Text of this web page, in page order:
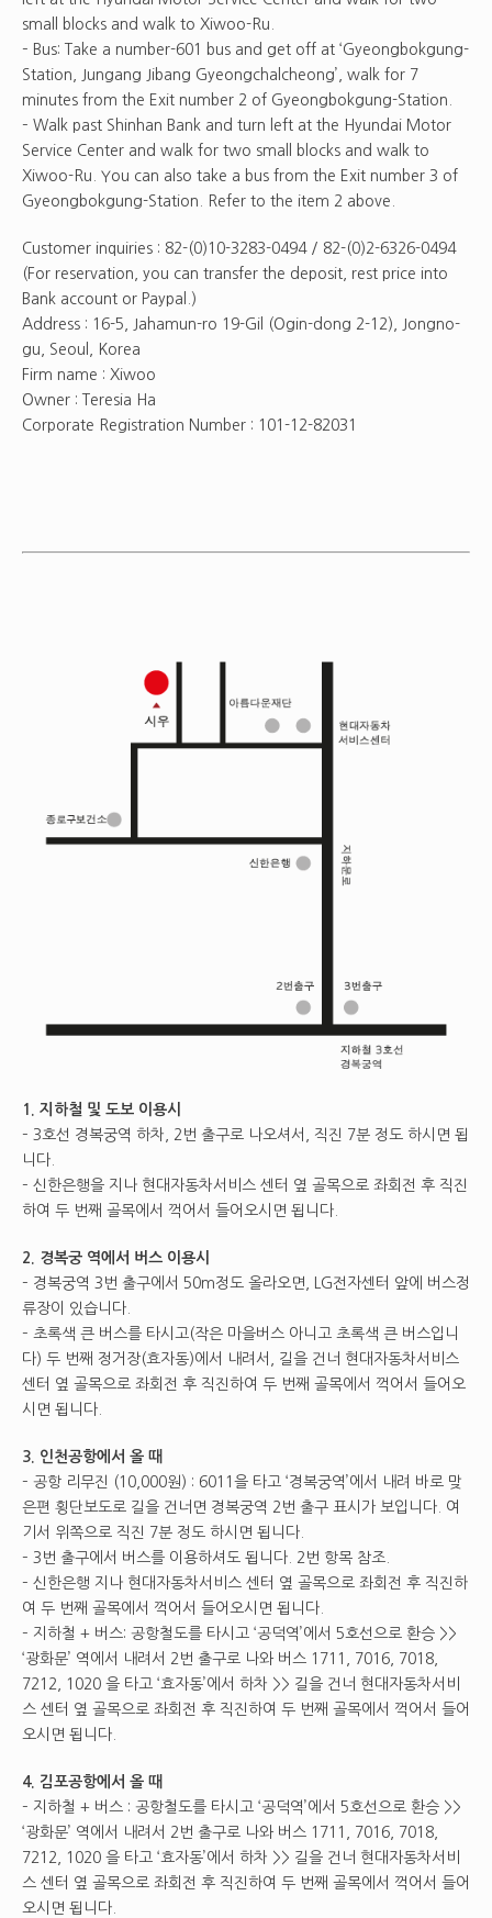
small blocks and walk to Xiwoo-Ru.
– Bus: Take a number-601 bus and get off at ‘Gyeongbokgung-
Station, Jungang Jibang Gyeongchalcheong’, walk for 7
minutes from the Exit number 2 of Gyeongbokgung-Station.
– Walk past Shinhan Bank and turn left at the Hyundai Motor
Service Center and walk for two small blocks and walk to
Xiwoo-Ru. You can also take a bus from the Exit number 3 of
Gyeongbokgung-Station. Refer to the item 2 above.
Customer inquiries : 82-(0)10-3283-0494 / 82-(0)2-6326-0494
(For reservation, you can transfer the deposit, rest price into
Bank account or Paypal.)
Address : 16-5, Jahamun-ro 19-Gil (Ogin-dong 2-12),
Jongno-
gu, Seoul, Korea
Firm name : Xiwoo
Owner : Teresia Ha
Corporate Registration Number : 101-12-82031
1. 지하철 및 도보 이용시
– 3호선 경복궁역 하차, 2번 출구로 나오셔서, 직진 7분 정도 하시면 됩
니다.
– 신한은행을 지나 현대자동차서비스 센터 옆 골목으로 좌회전 후 직진
하여 두 번째 골목에서 꺽어서 들어오시면 됩니다.
2. 경복궁 역에서 버스 이용시
– 경복궁역 3번 출구에서 50m정도 올라오면, LG전자센터 앞에 버스정
류장이 있습니다.
– 초록색 큰 버스를 타시고(작은 마을버스 아니고 초록색 큰 버스입니
다) 두 번째 정거장(효자동)에서 내려서, 길을 건너 현대자동차서비스
센터 옆 골목으로 좌회전 후 직진하여 두 번째 골목에서 꺽어서 들어오
시면 됩니다.
3. 인천공항에서 올 때
– 공항 리무진 (10,000원) : 6011을 타고 ‘경복궁역’에서 내려 바로 맞
은편 횡단보도로 길을 건너면 경복궁역 2번 출구 표시가 보입니다. 여
기서 위쪽으로 직진 7분 정도 하시면 됩니다.
– 3번 출구에서 버스를 이용하셔도 됩니다. 2번 항목 참조.
– 신한은행 지나 현대자동차서비스 센터 옆 골목으로 좌회전 후 직진하
여 두 번째 골목에서 꺽어서 들어오시면 됩니다.
– 지하철 + 버스: 공항철도를 타시고 ‘공덕역’에서 5호선으로 환승 >>
‘광화문’ 역에서 내려서 2번 출구로 나와 버스 1711, 7016, 7018,
7212, 1020 을 타고 ‘효자동’에서 하차 >> 길을 건너 현대자동차서비
스 센터 옆 골목으로 좌회전 후 직진하여 두 번째 골목에서 꺽어서 들어
오시면 됩니다.
4. 김포공항에서 올 때
– 지하철 + 버스 : 공항철도를 타시고 ‘공덕역’에서 5호선으로 환승 >>
‘광화문’ 역에서 내려서 2번 출구로 나와 버스 1711, 7016, 7018,
7212, 1020 을 타고 ‘효자동’에서 하차 >> 길을 건너 현대자동차서비
스 센터 옆 골목으로 좌회전 후 직진하여 두 번째 골목에서 꺽어서 들어
오시면 됩니다.